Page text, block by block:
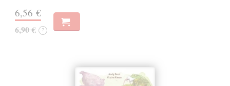
6,56 €
6,90 € ?